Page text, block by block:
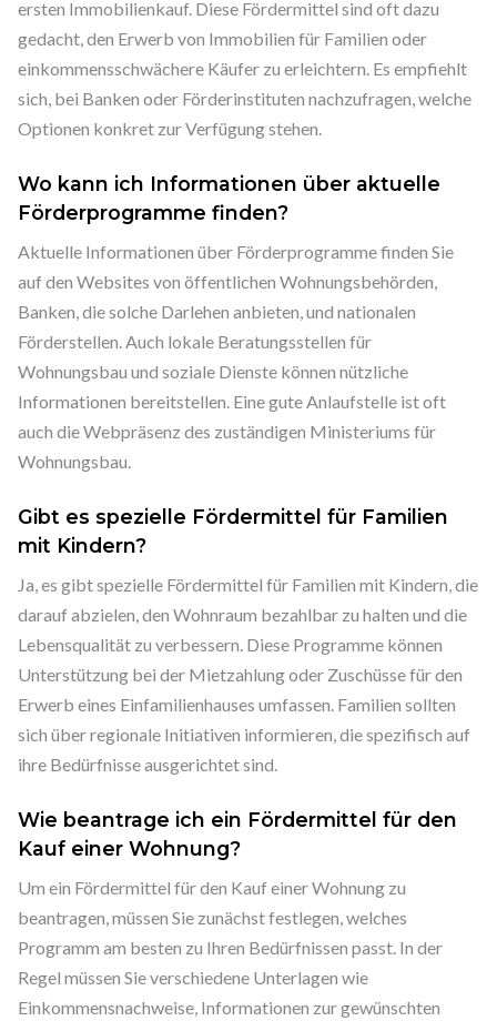
ersten Immobilienkauf. Diese Fördermittel sind oft dazu
gedacht, den Erwerb von Immobilien für Familien oder
einkommensschwächere Käufer zu erleichtern. Es empfiehlt
sich, bei Banken oder Förderinstituten nachzufragen, welche
Optionen konkret zur Verfügung stehen.
Wo kann ich Informationen über aktuelle
Förderprogramme finden?
Aktuelle Informationen über Förderprogramme finden Sie
auf den Websites von öffentlichen Wohnungsbehörden,
Banken, die solche Darlehen anbieten, und nationalen
Förderstellen. Auch lokale Beratungsstellen für
Wohnungsbau und soziale Dienste können nützliche
Informationen bereitstellen. Eine gute Anlaufstelle ist oft
auch die Webpräsenz des zuständigen Ministeriums für
Wohnungsbau.
Gibt es spezielle Fördermittel für Familien
mit Kindern?
Ja, es gibt spezielle Fördermittel für Familien mit Kindern, die
darauf abzielen, den Wohnraum bezahlbar zu halten und die
Lebensqualität zu verbessern. Diese Programme können
Unterstützung bei der Mietzahlung oder Zuschüsse für den
Erwerb eines Einfamilienhauses umfassen. Familien sollten
sich über regionale Initiativen informieren, die spezifisch auf
ihre Bedürfnisse ausgerichtet sind.
Wie beantrage ich ein Fördermittel für den
Kauf einer Wohnung?
Um ein Fördermittel für den Kauf einer Wohnung zu
beantragen, müssen Sie zunächst festlegen, welches
Programm am besten zu Ihren Bedürfnissen passt. In der
Regel müssen Sie verschiedene Unterlagen wie
Einkommensnachweise, Informationen zur gewünschten